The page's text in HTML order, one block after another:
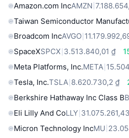
Amazon.com IncAMZN
Taiwan Semiconductor
Broadcom IncAVGO
SpaceXSPCX 3.513.840,01 ₫
Meta Platforms, Inc.META
Tesla, Inc.TSLA 8.620.730,2 ₫
Berkshire Hathaway Inc Class B
Eli Lilly And CoLLY
Micron Technology IncMU